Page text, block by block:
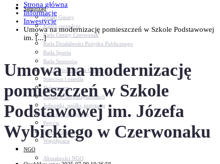
Samorząd
Urząd Gminy
Kadra zarządcza
Rada Gminy Czerwonak
Rada Działalności Pożytku Publicznego
Rada Sportu
Rada Seniorów
Młodzieżowa Rada Gminy
Sołectwa i osiedla
Dokumenty
Udział w Stowarzyszeniach
Jednostki, spółki, instytucje
Zasłużeni dla gminy
Petycje
Język migowy
Współpraca
NGO
Aktualności NGO
Strona główna
Informacje
Inwestycje
Umowa na modernizację pomieszczeń w Szkole Podstawowej
im. [...]
Umowa na modernizację
pomieszczeń w Szkole
Podstawowej im. Józefa
Wybickiego w Czerwonaku